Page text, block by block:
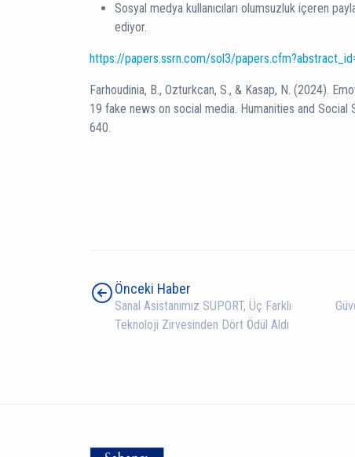
Sosyal medya kullanıcıları olumsuzluk içeren
ediyor.
https://papers.ssrn.com/sol3/
Farhoudinia, B., Ozturkcan, S., & Kasap, N. (2024).
19 fake news on social media. Humanities and Social
640.
Önceki Haber
Sanal Asistanımız SUPORT, Üç Farklı
Teknoloji Zirvesinden Dört Ödül Aldı